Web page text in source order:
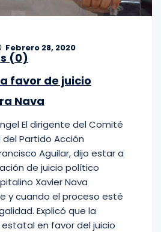
Febrero 28, 2020
(0)
favor de juicio
Nava
El dirigente del Comité
Partido Acción
Aguilar, dijo estar a
de juicio político
Xavier Nava
y cuando el proceso esté
Explicó que la
estatal en favor del juicio